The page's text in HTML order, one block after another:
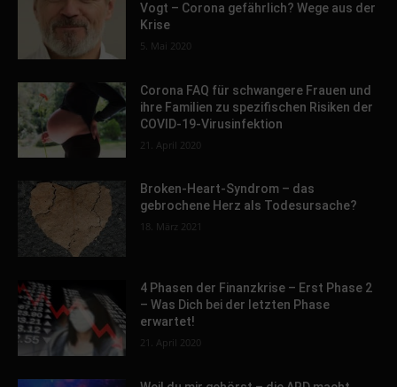
Vogt – Corona gefährlich? Wege aus der
Krise
5. Mai 2020
Corona FAQ für schwangere Frauen und
ihre Familien zu spezifischen Risiken der
COVID-19-Virusinfektion
21. April 2020
Broken-Heart-Syndrom – das
gebrochene Herz als Todesursache?
18. März 2021
4 Phasen der Finanzkrise – Erst Phase 2
– Was Dich bei der letzten Phase
erwartet!
21. April 2020